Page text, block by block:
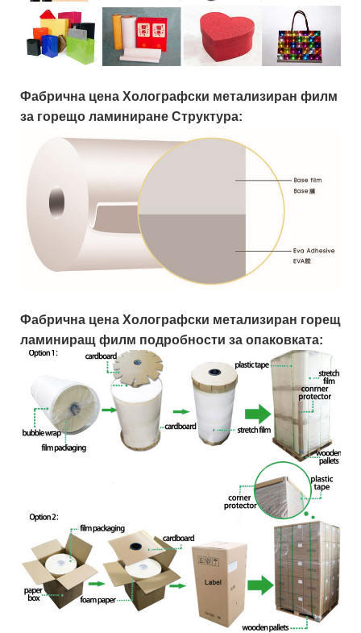
Фабрична цена Холографски метализиран филм
за горещо ламиниране Структура:
Фабрична цена Холографски метализиран горещ
ламиниращ филм подробности за опаковката: